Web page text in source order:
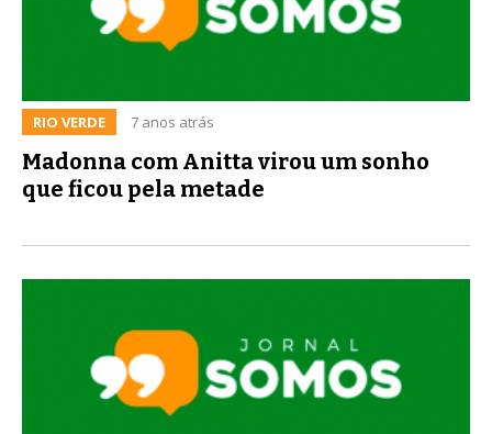
RIO VERDE 7 anos atrás
Madonna com Anitta virou um sonho
que ficou pela metade